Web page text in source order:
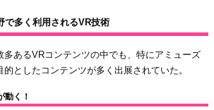
で多く利用されるVR技術
多あるVRコンテンツの中でも、特にアミューズ
としたコンテンツが多く出展されていた。
動く！